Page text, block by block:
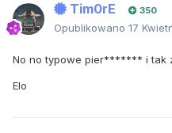
Tim0rE 350
Opublikowano 17
No no typowe pier******* i tak
Elo